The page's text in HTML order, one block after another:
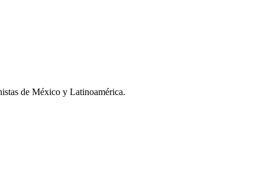
de México y Latinoamérica.